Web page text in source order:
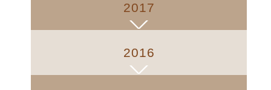
2017
2016